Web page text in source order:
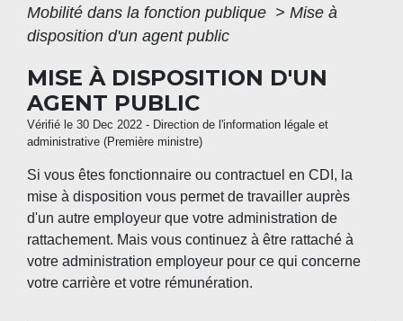
Mobilité dans la fonction publique > Mise à
disposition d'un agent public
MISE À DISPOSITION D'UN
AGENT PUBLIC
Vérifié le 30 Dec 2022 - Direction de l'information légale et
administrative (Première ministre)
Si vous êtes fonctionnaire ou contractuel en CDI, la
mise à disposition vous permet de travailler auprès
d'un autre employeur que votre administration de
rattachement. Mais vous continuez à être rattaché à
votre administration employeur pour ce qui concerne
votre carrière et votre rémunération.